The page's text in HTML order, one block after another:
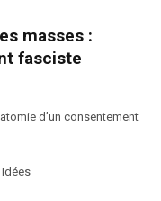
masses :
fasciste
d’un consentement